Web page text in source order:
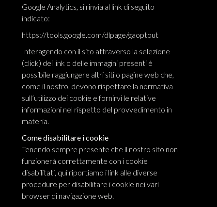
Google Analytics, si rinvia al link di seguito
indicato:
https://tools.google.com/dlpage/gaoptout
Interagendo con il sito attraverso la selezione
(click) dei link o delle immagini presenti è
possibile raggiungere altri siti o pagine web che,
come il nostro, devono rispettare la normativa
sull’utilizzo dei cookie e fornirvi le relative
informazioni nel rispetto del provvedimento in
materia.
Come disabilitare i cookie
Tenendo sempre presente che il nostro sito non
funzionerà correttamente con i cookie
disabilitati, qui riportiamo i link alle diverse
procedure per disabilitare i cookie nei vari
browser di navigazione web.